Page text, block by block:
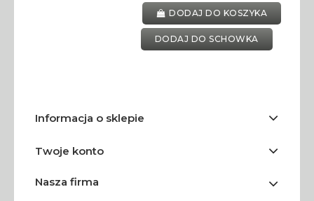
DODAJ DO KOSZYKA
DODAJ DO SCHOWKA
Informacja o sklepie
Twoje konto
Nasza firma